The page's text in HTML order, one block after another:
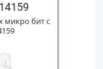
микро бит с